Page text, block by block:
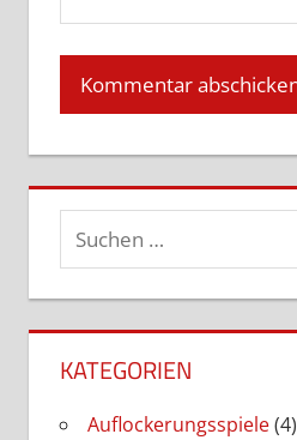
Suchen
nach:
KATEGORIEN
Auflockerungsspiele(4)